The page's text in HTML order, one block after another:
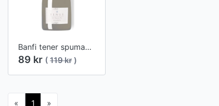
Banfi tener spumante Brut
89 kr ( 119 kr )
« 1 »